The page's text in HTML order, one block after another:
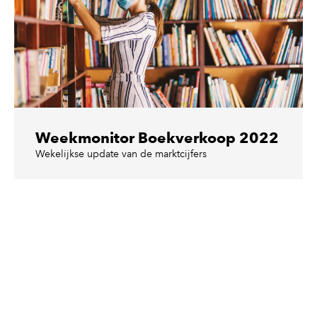
Weekmonitor Boekverkoop 2022
Wekelijkse update van de marktcijfers